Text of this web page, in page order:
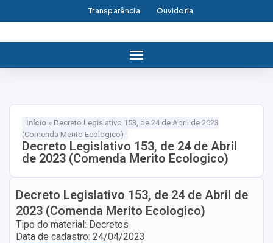
Transparência Ouvidoria
Início » Decreto Legislativo 153, de 24 de Abril de 2023
(Comenda Merito Ecologico)
Decreto Legislativo 153, de 24 de Abril
de 2023 (Comenda Merito Ecologico)
Decreto Legislativo 153, de 24 de Abril de
2023 (Comenda Merito Ecologico)
Tipo do material: Decretos
Data de cadastro: 24/04/2023